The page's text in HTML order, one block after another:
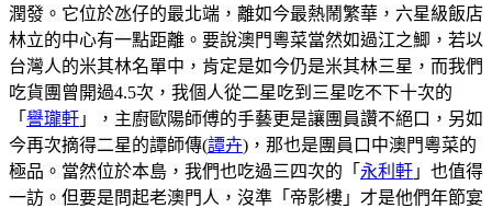
潤發。它位於氹仔的最北端，離如今最熱鬧繁華，六星級飯店
林立的中心有一點距離。要說澳門粵菜當然如過江之鯽，若以
台灣人的米其林名單中，肯定是如今仍是米其林三星，而我們
吃貨團曾開過4.5次，我個人從二星吃到三星吃不下十次的
「 譽瓏軒 」，主廚歐陽師傅的手藝更是讓團員讚不絕口，另如
今再次摘得二星的譚師傳(譚卉)，那也是團員口中澳門粵菜的
極品。當然位於本島，我們也吃過三四次的「 永利軒 」也值得
一訪。但要是問起老澳門人，沒準「帝影樓」才是他們年節宴